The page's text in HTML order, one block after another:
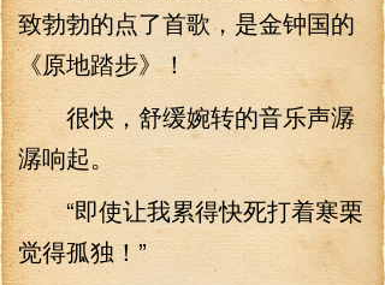
致勃勃的点了首歌，是金钟国的
《原地踏步》！
很快，舒缓婉转的音乐声潺
潺响起。
“即使让我累得快死打着寒栗
觉得孤独！”